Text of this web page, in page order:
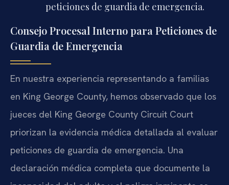
peticiones de guardia de emergencia.
Consejo Procesal Interno para Peticiones de
Guardia de Emergencia
En nuestra experiencia representando a familias
en King George County, hemos observado que los
jueces del King George County Circuit Court
priorizan la evidencia médica detallada al evaluar
peticiones de guardia de emergencia. Una
declaración médica completa que documente la